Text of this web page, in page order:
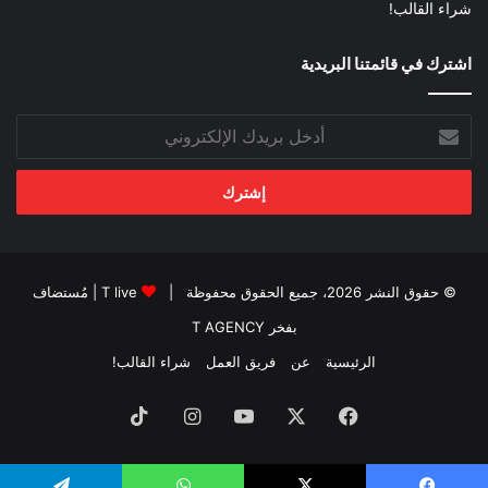
شراء القالب!
اشترك في قائمتنا البريدية
بريدك
الإلكتروني
© حقوق النشر 2026، جميع الحقوق محفوظة | T live | مُستضاف
بفخر T AGENCY
الرئيسية
عن فريق العمل شراء القالب!
فيسبوك ‫YouTubeانستقرام